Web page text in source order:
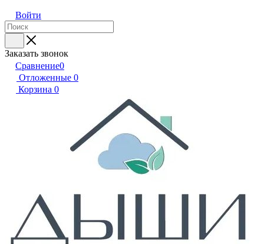
Войти
Заказать звонок
Сравнение0
Отложенные 0
Корзина 0